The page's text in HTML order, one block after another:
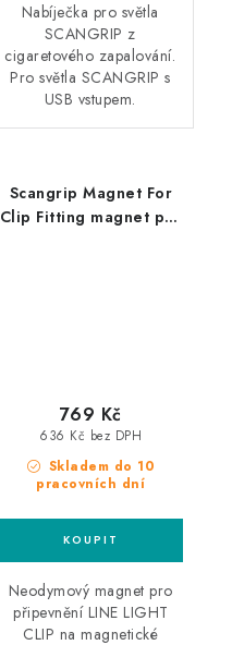
Nabíječka pro světla
SCANGRIP z
cigaretového zapalování.
Pro světla SCANGRIP s
USB vstupem.
Scangrip Magnet For
Clip Fitting magnet pro
Skladem do 10
pracovních dní
636 Kč bez DPH
769 Kč
Neodymový magnet pro
připevnění LINE LIGHT
CLIP na magnetické